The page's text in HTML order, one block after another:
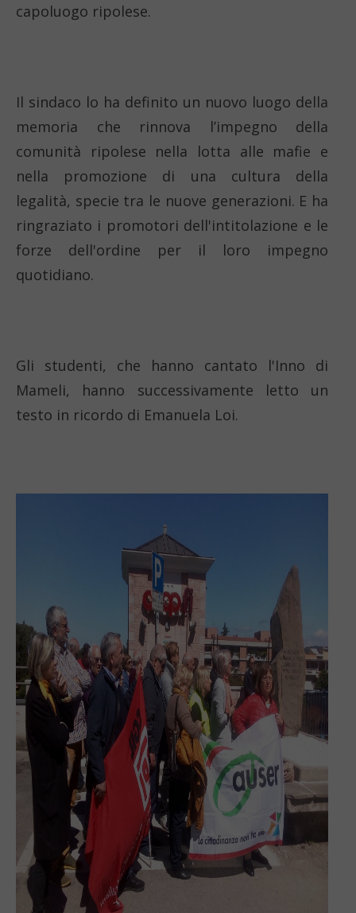
capoluogo ripolese.
Il sindaco lo ha definito un nuovo luogo della
memoria che rinnova l’impegno della
comunità ripolese nella lotta alle mafie e
nella promozione di una cultura della
legalità, specie tra le nuove generazioni. E ha
ringraziato i promotori dell'intitolazione e le
forze dell'ordine per il loro impegno
quotidiano.
Gli studenti, che hanno cantato l'Inno di
Mameli, hanno successivamente letto un
testo in ricordo di Emanuela Loi.